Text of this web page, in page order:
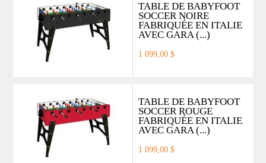
TABLE DE BABYFOOT
SOCCER NOIRE
FABRIQUÉE EN ITALIE
AVEC GARA (...)
1 099,00 $
TABLE DE BABYFOOT
SOCCER ROUGE
FABRIQUÉE EN ITALIE
AVEC GARA (...)
1 099,00 $